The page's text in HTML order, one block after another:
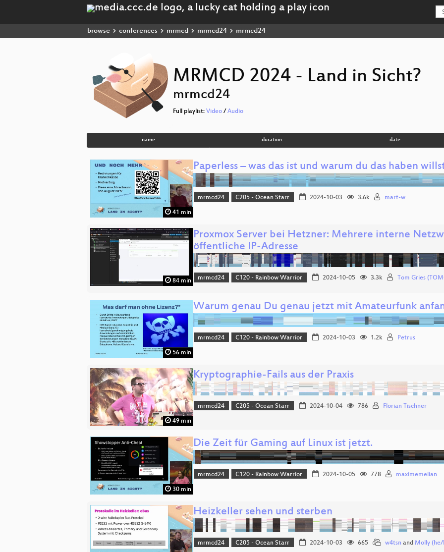
browse conferences mrmcd mrmcd24 mrmcd24
MRMCD 2024 - Land in Sicht?
mrmcd24
Full playlist: Video / Audio
name duration date
41 min
Paperless – was das ist und warum du das haben
mrmcd24 C205 - Ocean Starr 2024-10-03 3.6k mart-w
84 min
Proxmox Server bei Hetzner: Mehrere interne
öffentliche IP-Adresse
mrmcd24 C120 - Rainbow Warrior 2024-10-05 3.3k Tom Gries
56 min
Warum genau Du genau jetzt mit Amateurfunk
mrmcd24 C120 - Rainbow Warrior 2024-10-03 1.2k Petrus
49 min
Kryptographie-Fails aus der Praxis
mrmcd24 C205 - Ocean Starr 2024-10-04 786 Florian Tischner
30 min
Die Zeit für Gaming auf Linux ist jetzt.
mrmcd24 C120 - Rainbow Warrior 2024-10-05 778 maximemelian
Heizkeller sehen und sterben
mrmcd24 C205 - Ocean Starr 2024-10-03 665 w4tsn and Molly